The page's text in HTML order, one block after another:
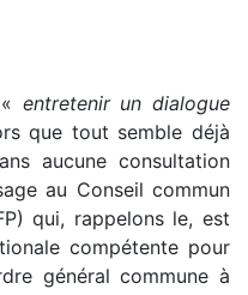
entretenir un dialogue
que tout semble déjà
aucune consultation
au Conseil commun
qui, rappelons le, est
compétente pour
général commune à